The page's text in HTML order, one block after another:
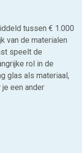
tussen € 1.000
van de materialen
speelt de
rol in de
glas als materiaal,
een ander